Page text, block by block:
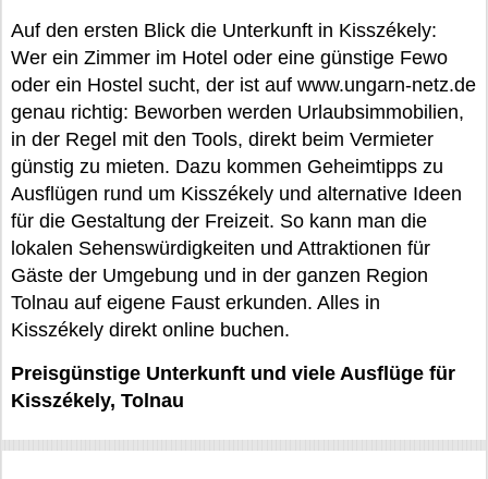
Auf den ersten Blick die Unterkunft in Kisszékely:
Wer ein Zimmer im Hotel oder eine günstige Fewo
oder ein Hostel sucht, der ist auf www.ungarn-netz.de
genau richtig: Beworben werden Urlaubsimmobilien,
in der Regel mit den Tools, direkt beim Vermieter
günstig zu mieten. Dazu kommen Geheimtipps zu
Ausflügen rund um Kisszékely und alternative Ideen
für die Gestaltung der Freizeit. So kann man die
lokalen Sehenswürdigkeiten und Attraktionen für
Gäste der Umgebung und in der ganzen Region
Tolnau auf eigene Faust erkunden. Alles in
Kisszékely direkt online buchen.
Preisgünstige Unterkunft und viele Ausflüge für
Kisszékely, Tolnau